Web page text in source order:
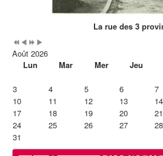
La rue des 3
Août 2026
Lun
Mar Mer Jeu
3
4 5 6 7
10
11 12 13 14
17
18 19 20 21
24
25 26 27 28
31